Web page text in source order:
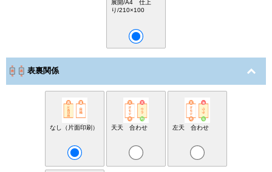
展開/A4 仕上
り/210×100
表裏関係
なし（片面印刷） 天天 合わせ 左天 合わせ